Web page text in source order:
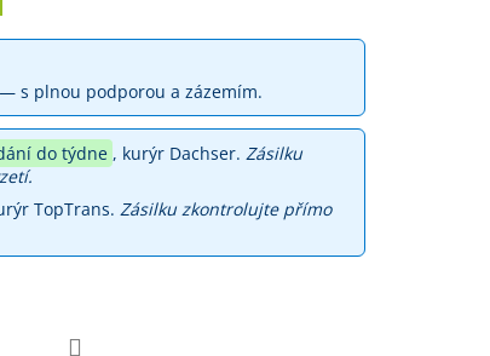
s plnou podporou a zázemím.
do týdne , kurýr Dachser.Zásilku
TopTrans.Zásilku zkontrolujte přímo